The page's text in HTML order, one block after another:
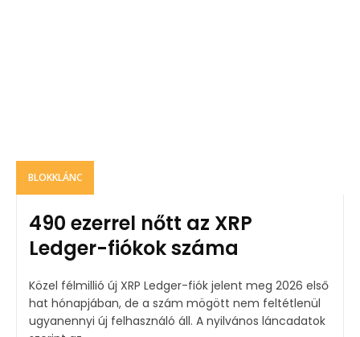
BLOKKLÁNC
490 ezerrel nőtt az XRP
Ledger-fiókok száma
Közel félmillió új XRP Ledger-fiók jelent meg 2026 első
hat hónapjában, de a szám mögött nem feltétlenül
ugyanennyi új felhasználó áll. A nyilvános láncadatok